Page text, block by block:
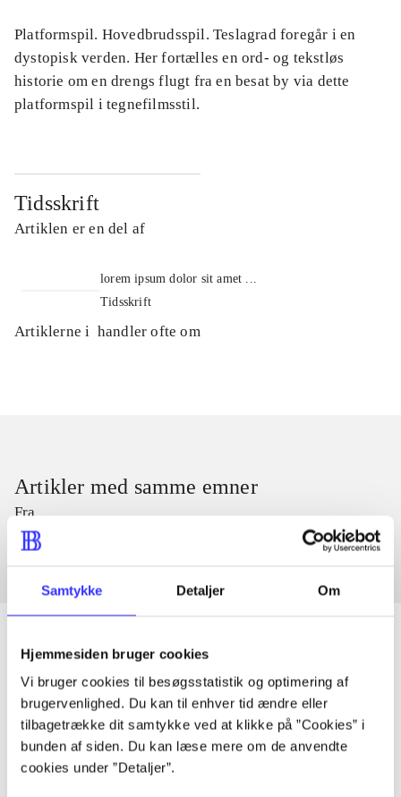
Samtykke Detaljer Om
Hjemmesiden bruger cookies
Vi bruger cookies til besøgsstatistik og optimering af
brugervenlighed. Du kan til enhver tid ændre eller
tilbagetrække dit samtykke ved at klikke på ”Cookies” i
bunden af siden. Du kan læse mere om de anvendte
cookies under ”Detaljer”.
Platformspil. Hovedbrudsspil. Teslagrad foregår i en
dystopisk verden. Her fortælles en ord- og tekstløs
historie om en drengs flugt fra en besat by via dette
platformspil i tegnefilmsstil.
Tidsskrift
Artiklen er en del af
lorem ipsum dolor sit amet ...
Tidsskrift
Artiklerne i handler ofte om
Artikler med samme emner
Fra
Artikler
Alle registrerede artikler fordelt på udgivelser
...